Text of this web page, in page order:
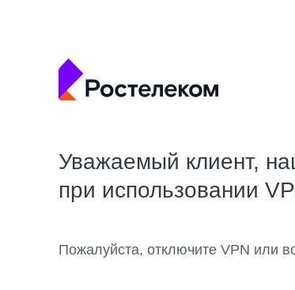
Уважаемый клиент,
при использовании
Пожалуйста, отключите VPN или